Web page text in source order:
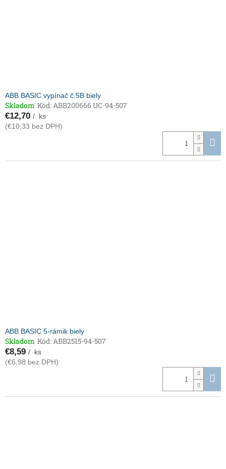
ABB BASIC vypínač č.5B biely
Skladom Kód:ABB200666 UC-94-507
€12,70 / ks
(€10,33 bez DPH)
ABB BASIC 5-rámik biely
Skladom Kód:ABB2515-94-507
€8,59 / ks
(€6,98 bez DPH)